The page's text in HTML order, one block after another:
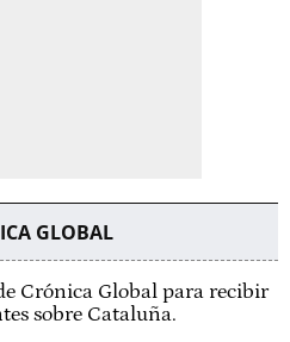
GLOBAL
Crónica Global para recibir
sobre Cataluña.